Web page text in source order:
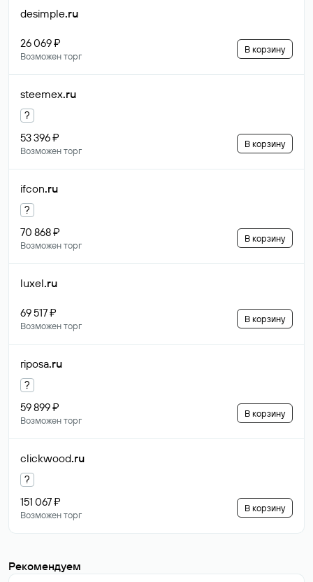
desimple.ru
26 069 ₽
Возможен торг
В корзину
steemex.ru
?
53 396 ₽
Возможен торг
В корзину
ifcon.ru
?
70 868 ₽
Возможен торг
В корзину
luxel.ru
69 517 ₽
Возможен торг
В корзину
riposa.ru
?
59 899 ₽
Возможен торг
В корзину
clickwood.ru
?
151 067 ₽
Возможен торг
В корзину
Рекомендуем